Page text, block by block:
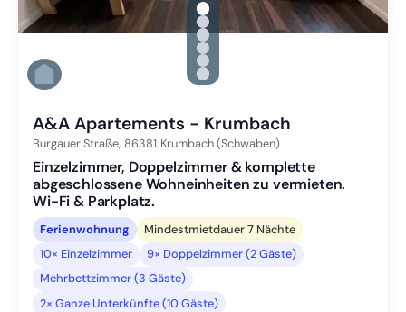
gallery.slide_selector
Zu Slide 1 wechseln
Zu Slide 2 wechseln
Zu Slide 3 wechseln
Zu Slide 4 wechseln
Zu Slide 5 wechseln
Zu Slide 6 wechseln
A&A Apartements - Krumbach
Burgauer Straße, 86381 Krumbach (Schwaben)
Einzelzimmer, Doppelzimmer & komplette
abgeschlossene Wohneinheiten zu vermieten.
Wi-Fi & Parkplatz.
Ferienwohnung
Mindestmietdauer 7 Nächte
10× Einzelzimmer
9× Doppelzimmer (2 Gäste)
Mehrbettzimmer (3 Gäste)
2× Ganze Unterkünfte (10 Gäste)